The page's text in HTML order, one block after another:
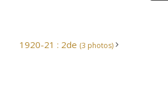
1920-21 : 2de (3 photos)